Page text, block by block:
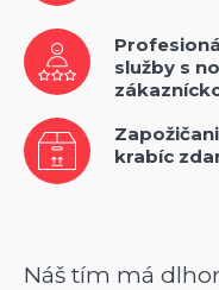
služby s
krabíc
Náš tím má